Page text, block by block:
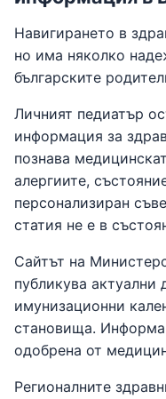
Навигирането в
но има няколко
българските
Личният педиатър
информация за
познава
алергиите,
персонализиран
статия не е в
Сайтът на
публикува актуални
имунизационни
становища.
одобрена от
Регионалните